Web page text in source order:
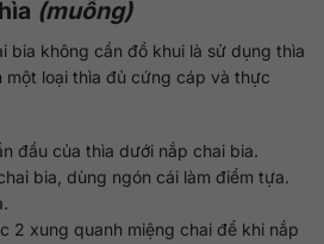
(muỗng)
bia không cần đồ khui là sử dụng thìa
một loại thìa đủ cứng cáp và thực
đầu của thìa dưới nắp chai bia.
bia, dùng ngón cái làm điểm tựa.
2 xung quanh miệng chai để khi nắp